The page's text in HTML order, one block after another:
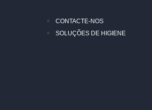
CONTACTE-NOS
SOLUÇÕES DE HIGIENE